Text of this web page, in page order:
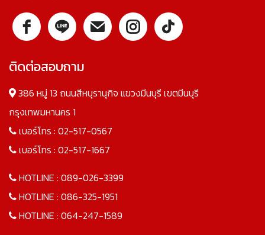
ติดต่อสอบถาม
386 หมู่ 13 ถนนสีหบุรานุกิจ แขวงมีนบุรี เขตมีนบุรี
กรุงเทพมหานคร 1
เบอร์โทร : 02-517-0567
เบอร์โทร : 02-517-1667
HOTLINE : 089-026-3399
HOTLINE : 086-325-1951
HOTLINE : 064-247-1589